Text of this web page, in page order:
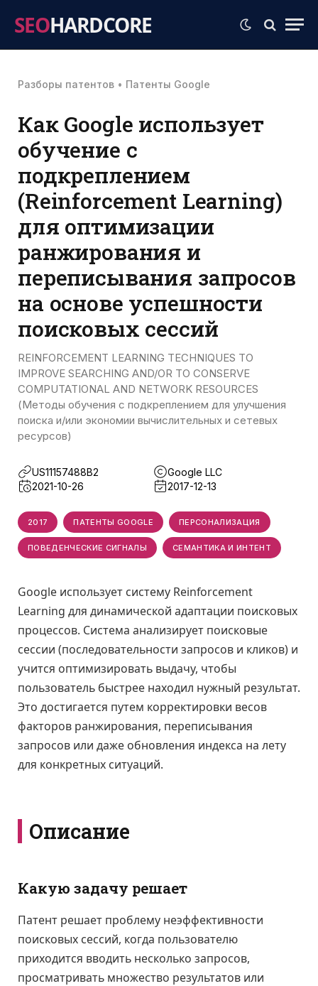
SEOHARDCORE
Разборы патентов • Патенты Google
Как Google использует
обучение с
подкреплением
(Reinforcement Learning)
для оптимизации
ранжирования и
переписывания запросов
на основе успешности
поисковых сессий
REINFORCEMENT LEARNING TECHNIQUES TO
IMPROVE SEARCHING AND/OR TO CONSERVE
COMPUTATIONAL AND NETWORK RESOURCES
(Методы обучения с подкреплением для улучшения
поиска и/или экономии вычислительных и сетевых
ресурсов)
US11157488B2
Google LLC
2021-10-26
2017-12-13
2017 ПАТЕНТЫ GOOGLE ПЕРСОНАЛИЗАЦИЯ
ПОВЕДЕНЧЕСКИЕ СИГНАЛЫ СЕМАНТИКА И ИНТЕНТ
Google использует систему Reinforcement
Learning для динамической адаптации поисковых
процессов. Система анализирует поисковые
сессии (последовательности запросов и кликов) и
учится оптимизировать выдачу, чтобы
пользователь быстрее находил нужный результат.
Это достигается путем корректировки весов
факторов ранжирования, переписывания
запросов или даже обновления индекса на лету
для конкретных ситуаций.
Описание
Какую задачу решает
Патент решает проблему неэффективности
поисковых сессий, когда пользователю
приходится вводить несколько запросов,
просматривать множество результатов или